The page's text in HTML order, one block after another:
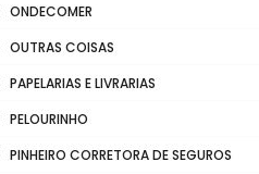
ONDECOMER
OUTRAS COISAS
PAPELARIAS E LIVRARIAS
PELOURINHO
PINHEIRO CORRETORA DE SEGUROS